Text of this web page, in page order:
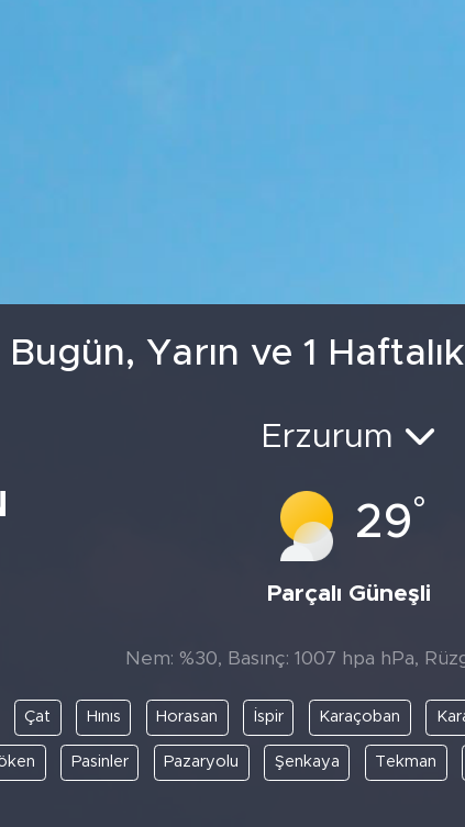
Yarın ve 1
Erzurum
29°
Parçalı Güneşli
Nem: %30, Basınç: 1007 hpa hPa,
Çat Hınıs Horasan İspir Karaçoban
Pasinler Pazaryolu Şenkaya Tekman